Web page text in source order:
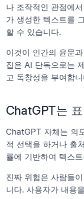
나 조작적인 관점에
가 생성한 텍스트를
할 수 있습니다.
이것이 인간의 윤문
집은 AI 단독으로는
고 독창성을 부여합
ChatGPT는
ChatGPT 자체는 의
적 선택을 하거나 출
률에 기반하여 텍스
진짜 위험은 사람들
니다. 사용자가 내용